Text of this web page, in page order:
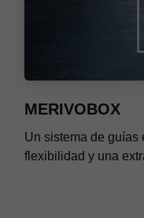
MERIVOBOX
Un sistema de guías
flexibilidad y una